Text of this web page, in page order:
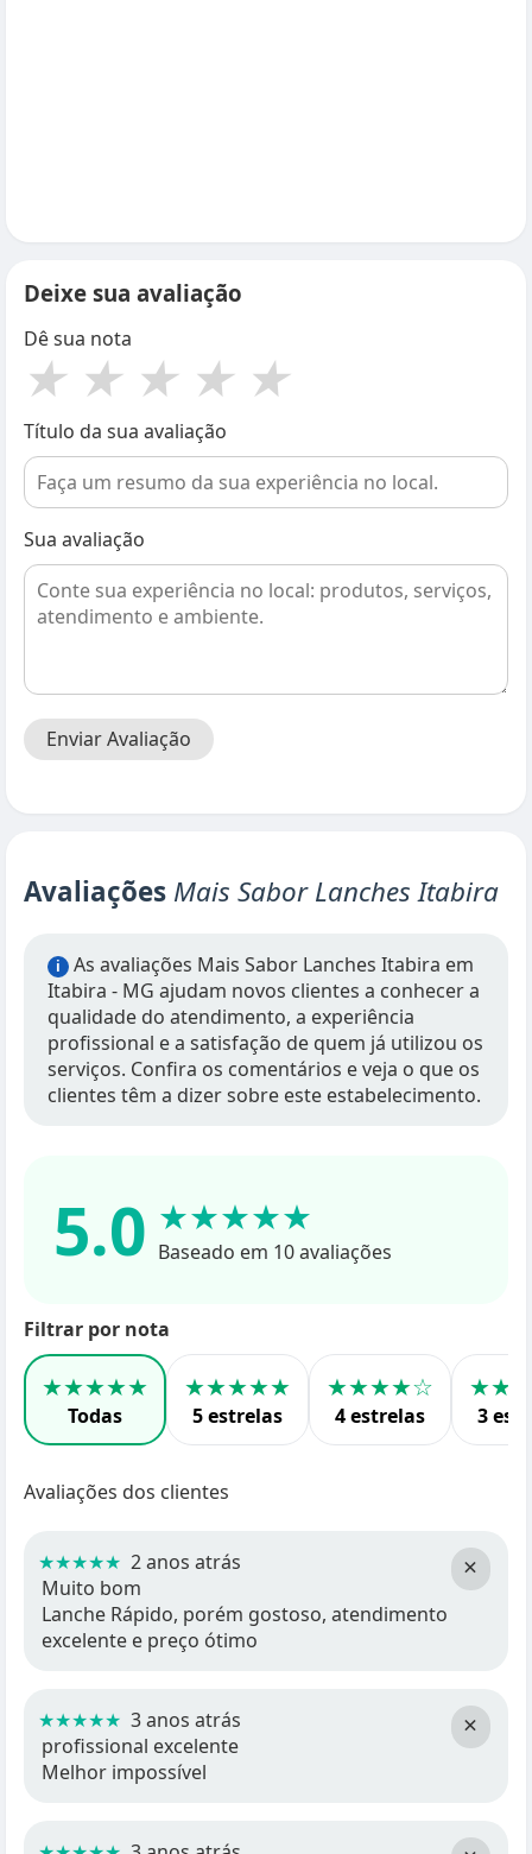
Deixe sua avaliação
Dê sua nota
★ ★ ★ ★ ★
Título da sua avaliação
Sua avaliação
Enviar Avaliação
Avaliações Mais Sabor Lanches Itabira
i
As avaliações Mais Sabor Lanches Itabira em
Itabira - MG ajudam novos clientes a conhecer a
qualidade do atendimento, a experiência
profissional e a satisfação de quem já utilizou os
serviços. Confira os comentários e veja o que os
clientes têm a dizer sobre este estabelecimento.
5.0 ★★★★★
Baseado em 10 avaliações
Filtrar por nota
★★★★★
Todas
★★★★★
5 estrelas
★★★★☆
4 estrelas 3
Avaliações dos clientes
×
★★★★★ 2 anos atrás
Muito bom
Lanche Rápido, porém gostoso, atendimento
excelente e preço ótimo
×
★★★★★ 3 anos atrás
profissional excelente
Melhor impossível